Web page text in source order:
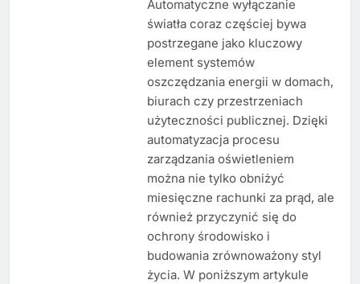
Automatyczne wyłączanie
światła coraz częściej bywa
postrzegane jako kluczowy
element systemów
oszczędzania energii w domach,
biurach czy przestrzeniach
użyteczności publicznej. Dzięki
automatyzacja procesu
zarządzania oświetleniem
można nie tylko obniżyć
miesięczne rachunki za prąd, ale
również przyczynić się do
ochrony środowisko i
budowania zrównoważony styl
życia. W poniższym artykule